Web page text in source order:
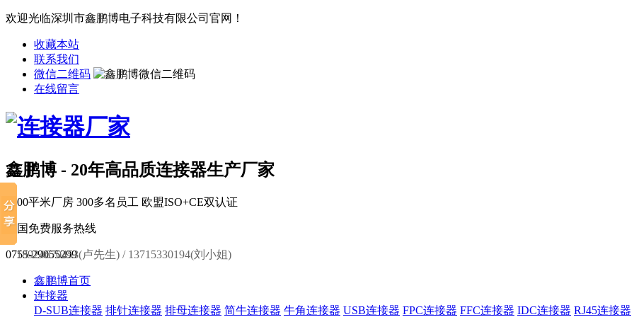
欢迎光临深圳市鑫鹏博电子科技有限公司官网！
收藏本站
联系我们
微信二维码
在线留言
鑫鹏博 - 20年高品质连接器生产厂家
6000平米厂房 300多名员工 欧盟ISO+CE双认证
全国免费服务热线
0755-29055299
18924670453(卢先生) / 13715330194(刘小姐)
鑫鹏博首页
连接器
D-SUB连接器 排针连接器 排母连接器 简牛连接器 牛角连接器 USB连接器 FPC连接器 FFC连接器 IDC连接器 RJ45连接器